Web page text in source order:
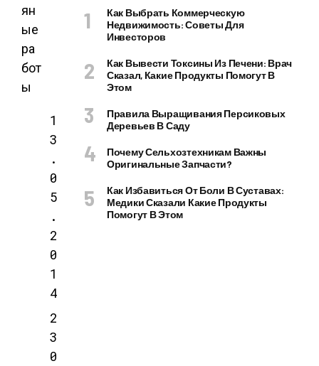
ян
ые
ра
бот
ы
1
3
.
0
5
.
2
0
1
4
2
3
0
Как Выбрать Коммерческую
Недвижимость: Советы Для
Инвесторов
Как Вывести Токсины Из Печени: Врач
Сказал, Какие Продукты Помогут В
Этом
Правила Выращивания Персиковых
Деревьев В Саду
Почему Сельхозтехникам Важны
Оригинальные Запчасти?
Как Избавиться От Боли В Суставах:
Медики Сказали Какие Продукты
Помогут В Этом